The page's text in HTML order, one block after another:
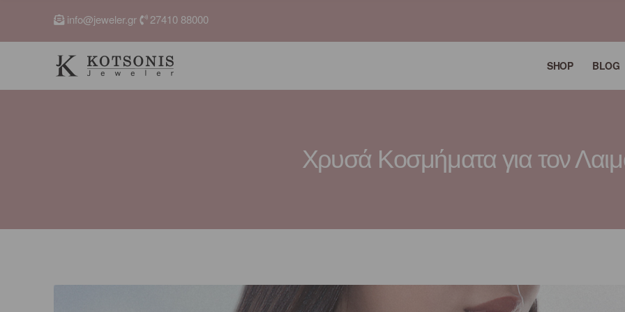
info@jeweler.gr 27410 88000
SHOP BLOG
Χρυσά Κοσμήματα για τον